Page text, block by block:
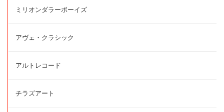
ミリオンダラーボーイズ
アヴェ・クラシック
アルトレコード
チラズアート